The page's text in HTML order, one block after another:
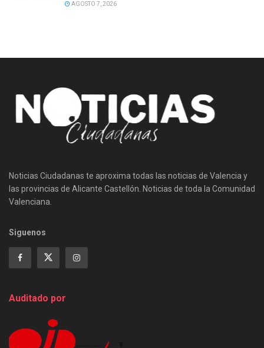
AGOSTO 7, 2026
Noticias Ciudadanas te aproxima todas las noticias de Valencia y
las provincias de Alicante Castellón. Noticias de toda la Comunidad
Valenciana.
Siguenos
Auditado por